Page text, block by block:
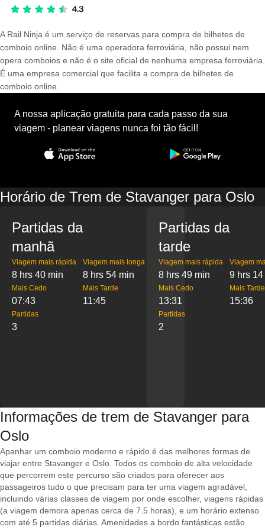
A Rail Ninja é um serviço de reservas para compra de bilhetes de
comboio online. Não é uma operadora ferroviária, não possui nem
opera comboios e não é o site oficial de nenhuma empresa ferroviária.
É uma empresa comercial que facilita a compra de bilhetes de
comboio online.
A nossa aplicação gratuita para cada passo da sua
viagem - planear viagens nunca foi tão fácil!
Horário de Trem de Stavanger para Oslo
Partidas da
manhã
Viagem mais rápida
8 hrs 40 min
Viagem mais longa
8 hrs 54 min
Mais Cedo
07:43
Mais Tarde
11:45
Partidas
3
Partidas da
tarde
Viagem mais rápida
8 hrs 49 min
Viagem
9 hrs
Mais Cedo
13:31
Mais Tarde
15:36
Partidas
2
Informações de trem de Stavanger para
Oslo
Apanhar um comboio moderno e rápido é das melhores formas de
viajar entre Stavanger e Oslo. Todos os comboio de alta velocidade
que percorrem este percurso são criados para oferecer aos
passageiros tudo o que precisam para ter uma viagem agradável,
incluindo várias classes de viagem por onde escolher, viagens rápidas
(a viagem demora apenas cerca de 7.5 horas), e um horário extenso
com até 5 partidas diárias. Amenidades a bordo fantásticas estão